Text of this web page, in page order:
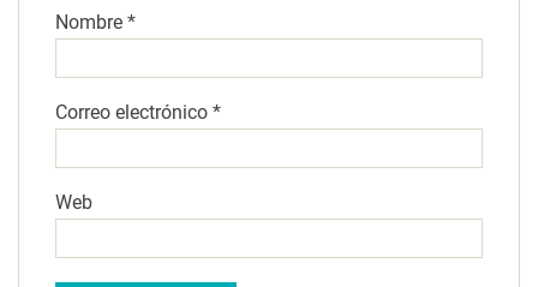
Nombre *
Correo electrónico *
Web